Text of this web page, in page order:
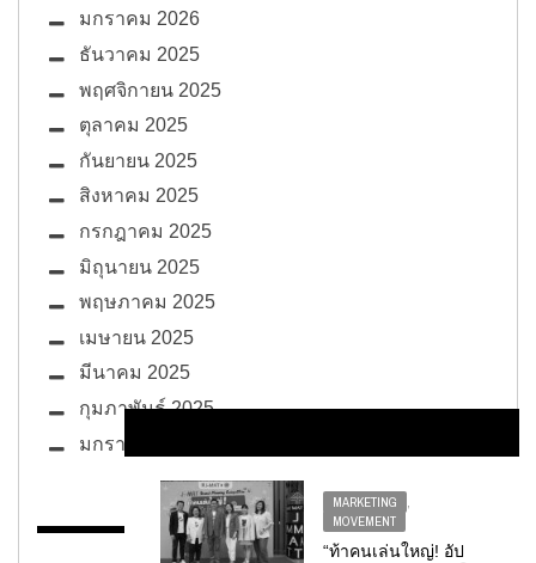
MARKETING
,
MOVEMENT
“ท้าคนเล่นใหญ่! อัป
มกราคม 2026
ธันวาคม 2025
พฤศจิกายน 2025
ตุลาคม 2025
กันยายน 2025
สิงหาคม 2025
กรกฎาคม 2025
มิถุนายน 2025
พฤษภาคม 2025
เมษายน 2025
มีนาคม 2025
กุมภาพันธ์ 2025
มกราคม 2025